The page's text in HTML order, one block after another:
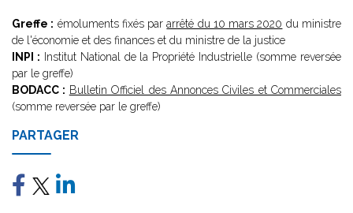
Greffe : émoluments fixés pararrêté du 10 mars 2020 du ministre
de l'économie et des finances et du ministre de la justice
INPI : Institut National de la Propriété Industrielle (somme reversée
par le greffe)
BODACC : Bulletin Officiel des Annonces Civiles et Commerciales
(somme reversée par le greffe)
PARTAGER